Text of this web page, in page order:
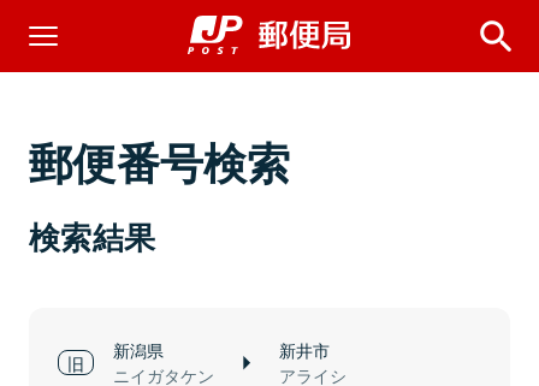
郵便番号検索
検索結果
新潟県
ニイガタケン
新井市
アライシ